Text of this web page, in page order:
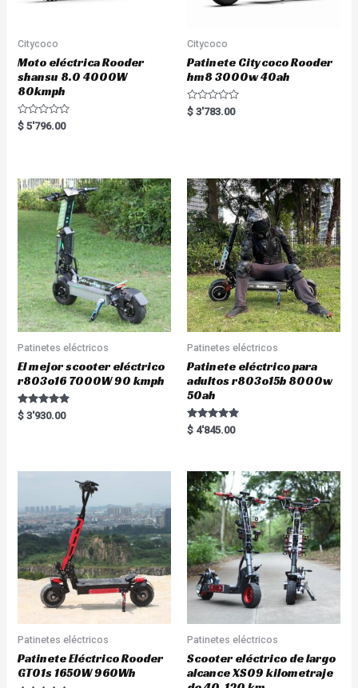
Citycoco
Moto eléctrica Rooder
shansu 8.0 4000W
80kmph
R
a
o
u
t
o
f
$ 5'796.00
Citycoco
Patinete Citycoco Rooder
hm8 3000w 40ah
R
a
u
t
o
f
5
$ 3'783.00
Patinetes eléctricos
El mejor scooter eléctrico
r803o16 7000W 90 kmph
Rated
5.00
$ 3'930.00
Patinetes eléctricos
Patinete eléctrico para
adultos r803o15b 8000w
50ah
Rated
5.00
$ 4'845.00
Patinetes eléctricos
Patinete Eléctrico Rooder
GT01s 1650W 960Wh
Patinetes eléctricos
Scooter eléctrico de largo
alcance XS09 kilometraje